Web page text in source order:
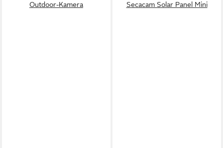
Outdoor-Kamera
Secacam Solar Panel Mini